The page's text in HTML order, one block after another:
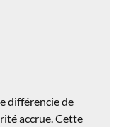
différencie de
accrue. Cette